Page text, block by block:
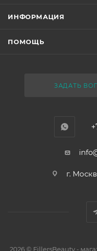
ИНФОРМАЦИЯ
ПОМОЩЬ
ЗАДАТЬ
г.
2026 © FillersBeauty -